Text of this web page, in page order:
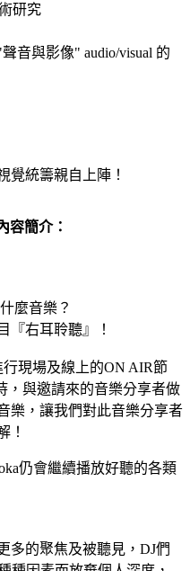
研究
音與影像" audio/visual 的
覺統籌親自上陣！
容簡介：
麼音樂？
『右耳聆聽』！
現場及線上的ON AIR節
，與邀請來的音樂分享者做
樂，讓我們對此音樂分享者
！
仍會繼續播放好聽的各類
多的聚焦及被聽見，DJ們